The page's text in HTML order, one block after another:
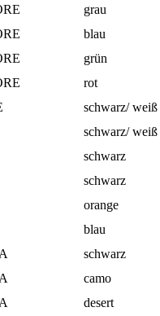
grau
blau
grün
rot
schwarz/ weiß
schwarz/ weiß
schwarz
schwarz
orange
blau
schwarz
camo
desert